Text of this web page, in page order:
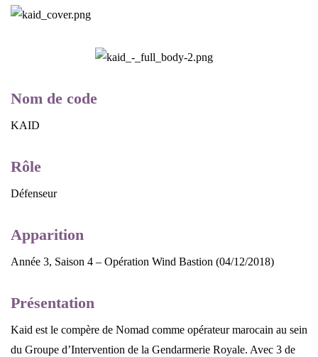
Nom de code
KAID
Rôle
Défenseur
Apparition
Année 3, Saison 4 – Opération Wind Bastion (04/12/2018)
Présentation
Kaid est le compère de Nomad comme opérateur marocain au sein
du Groupe d’Intervention de la Gendarmerie Royale. Avec 3 de